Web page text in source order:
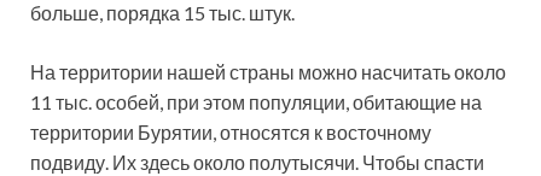
больше, порядка 15 тыс. штук.
На территории нашей страны можно насчитать около
11 тыс. особей, при этом популяции, обитающие на
территории Бурятии, относятся к восточному
подвиду. Их здесь около полутысячи. Чтобы спасти